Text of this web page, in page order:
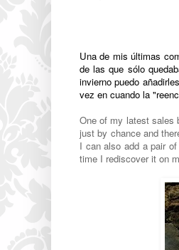
Una de mis últimas
de las que sólo
invierno puedo
vez en cuando la
One of my latest sales
just by chance and
I can also add a pair
time I rediscover it on